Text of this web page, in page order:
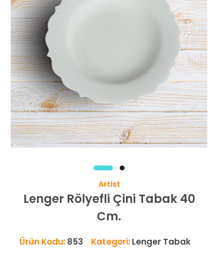
Artist
Lenger Rölyefli Çini Tabak 40
Cm.
Ürün Kodu: 853 Kategori: Lenger Tabak